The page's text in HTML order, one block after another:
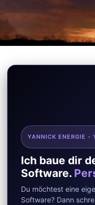
YANNICK ENERGIE -
Ich baue dir
Software.
Du möchtest eine
Software? Dann